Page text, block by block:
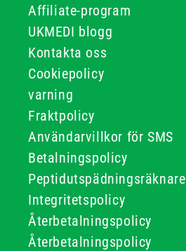
Affiliate-program
UKMEDI blogg
Kontakta oss
Cookiepolicy
varning
Fraktpolicy
Användarvillkor för SMS
Betalningspolicy
Peptidutspädningsräknare
Integritetspolicy
Återbetalningspolicy
Återbetalningspolicy